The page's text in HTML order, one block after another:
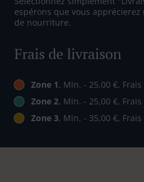
espérons que vous
de nourriture.
Frais de livraison
Zone 1, Min. - 25,00 €, Frais
Zone 2, Min. - 25,00 €, Frais
Zone 3, Min. - 35,00 €, Frais